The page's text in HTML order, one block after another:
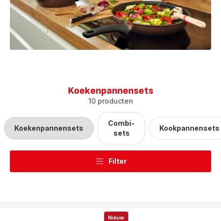
Koekenpannensets
10 producten
Koekenpannensets
Combi-
sets
Kookpannensets
Filter
Nieuw